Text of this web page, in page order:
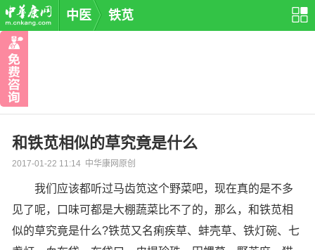
中医 铁苋
和铁苋相似的草究竟是什么
2017-01-22 11:14 中华康网原创
我们应该都听过马齿笕这个野菜吧，现在真的是不多
见了呢，口味可都是大棚蔬菜比不了的，那么，和铁苋相
似的草究竟是什么?铁苋又名痢疾草、蚌壳草、铁灯碗、七